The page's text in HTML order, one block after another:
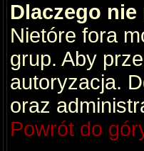
Dlaczego
Nietóre fora
grup. Aby
autoryzacja.
oraz
Powrót do